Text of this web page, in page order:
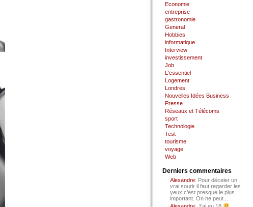
Economie
entreprise
gastronomie
General
Hobbies
informatique
Interview
investissement
Job
L'essentiel
Logement
Londres
Nouvelles Idées Business
Presse
Réseaux et Télécoms
sport
Technologie
Test
tourisme
voyage
Web
Derniers commentaires
Alexandre: Pour déceler un
vrai sourir il faut regarder les
yeux c’est presque le plus
important. On ne peut...